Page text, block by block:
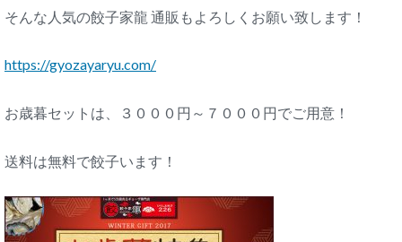
そんな人気の餃子家龍 通販もよろしくお願い致します！
https://gyozayaryu.com/
お歳暮セットは、３０００円～７０００円でご用意！
送料は無料で餃子います！